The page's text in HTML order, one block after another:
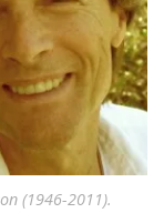
(1946-2011).